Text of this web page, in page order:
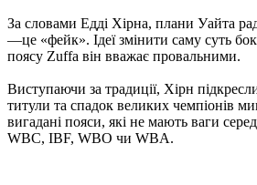
За словами Едді Хірна, плани Уайта
—це «фейк». Ідеї змінити саму суть
поясу Zuffa він вважає провальними.
Виступаючи за традиції, Хірн
титули та спадок великих чемпіонів
вигадані пояси, які не мають ваги
WBC, IBF, WBO чи WBA.